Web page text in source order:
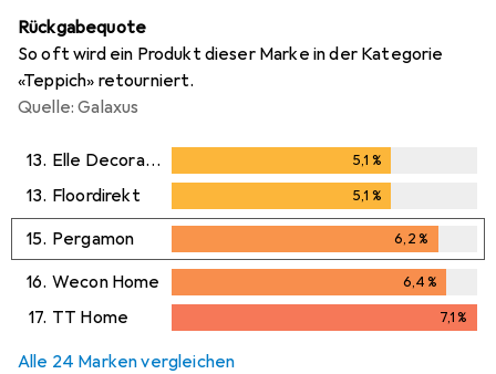
Rückgabequote
So oft wird ein Produkt dieser Marke in der Kategorie
«Teppich» retourniert.
Quelle: Galaxus
13. Elle Decoration 5,1 %
13. Floordirekt 5,1 %
15. Pergamon 6,2%
6,2%
16. Wecon Home 6,4%
6,4%
17. TT Home 7,1%
Alle 24 Marken vergleichen